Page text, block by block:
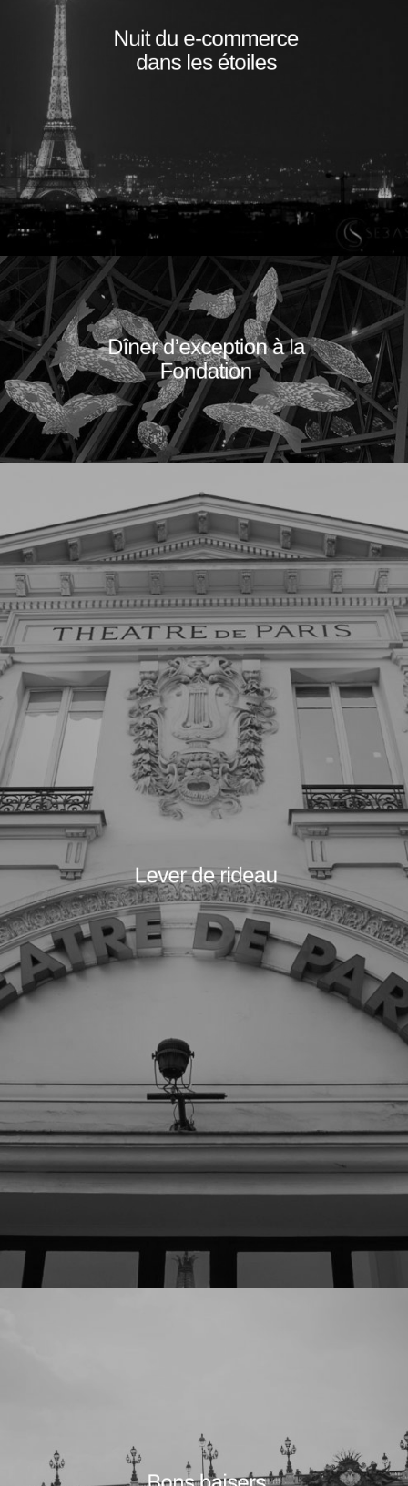
Nuit du e-commerce
dans les étoiles
Dîner d’exception à la
Fondation
Lever de rideau